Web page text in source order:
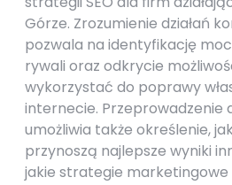
Górze. Zrozumienie działań
pozwala na identyfikację
rywali oraz odkrycie
wykorzystać do poprawy
internecie. Przeprowadzenie
umożliwia także określenie,
przynoszą najlepsze wyniki
jakie strategie